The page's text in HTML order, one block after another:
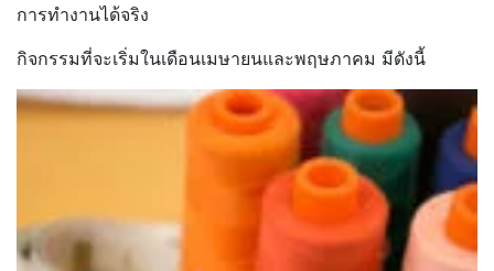
การทำงานได้จริง
กิจกรรมที่จะเริ่มในเดือนเมษายนและพฤษภาคม มีดังนี้